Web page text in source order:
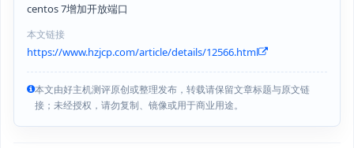
centos 7增加开放端口
本文链接
https://www.hzjcp.com/article/details/12566.html
本文由好主机测评原创或整理发布，转载请保留文章标题与原文链
接；未经授权，请勿复制、镜像或用于商业用途。